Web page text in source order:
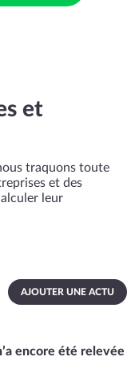
et
traquons toute
et des
leur
AJOUTER UNE ACTU
encore été relevée